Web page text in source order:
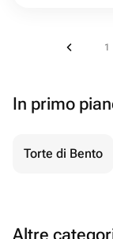
1
In primo
Torte di Bento
Altre